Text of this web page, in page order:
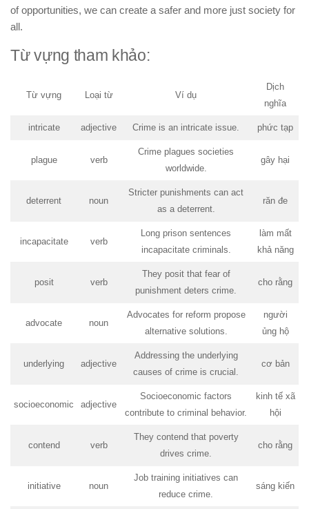
of opportunities, we can create a safer and more just society for
all.
Từ vựng tham khảo:
Từ vựng Loại từ Ví dụ
Dịch
nghĩa
intricate adjective Crime is an intricate issue. phức tạp
plague verb
Crime plagues societies
worldwide.
gây hại
deterrent noun
Stricter punishments can act
as a deterrent.
răn đe
incapacitate verb
Long prison sentences
incapacitate criminals.
làm mất
khả năng
posit verb
They posit that fear of
punishment deters crime.
cho rằng
advocate noun
Advocates for reform propose
alternative solutions.
người
ủng hộ
underlying adjective
Addressing the underlying
causes of crime is crucial.
cơ bản
socioeconomic adjective
Socioeconomic factors
contribute to criminal behavior.
kinh tế xã
hội
contend verb
They contend that poverty
drives crime.
cho rằng
initiative noun
Job training initiatives can
reduce crime.
sáng kiến